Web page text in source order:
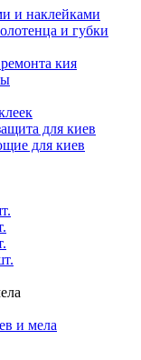
и наклейками
и губки
кия
для киев
для киев
и мела